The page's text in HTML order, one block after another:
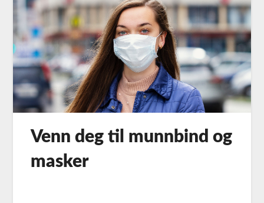
Venn deg til munnbind og
masker